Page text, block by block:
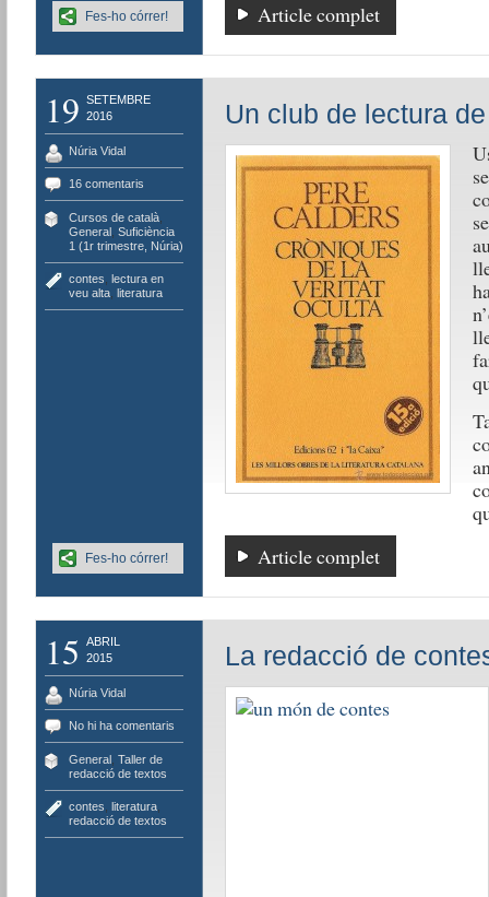
Article complet
Fes-ho córrer!
19 SETEMBRE
2016
Núria Vidal
16 comentaris
Cursos de català,
General, Suficiència
1 (1r trimestre, Núria)
contes lectura en
veu alta, literatura
Un club de lectura
Article complet
Fes-ho córrer!
15
ABRIL
2015
Núria Vidal
No hi ha comentaris
General, Taller de
redacció de textos
contes literatura,
redacció de textos
La redacció de